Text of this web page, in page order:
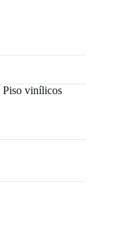
Piso vinílicos